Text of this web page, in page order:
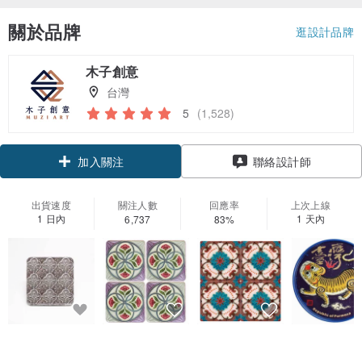
關於品牌 逛設計品牌
木子創意
台灣
5 (1,528)
加入關注 聯絡設計師
出貨速度
1 日內
關注人數
6,737
回應率
83%
上次上線
1 天內